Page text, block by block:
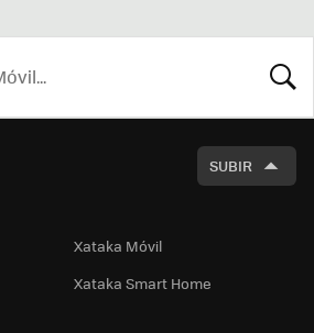
SUBIR
Xataka Móvil
Xataka Smart Home